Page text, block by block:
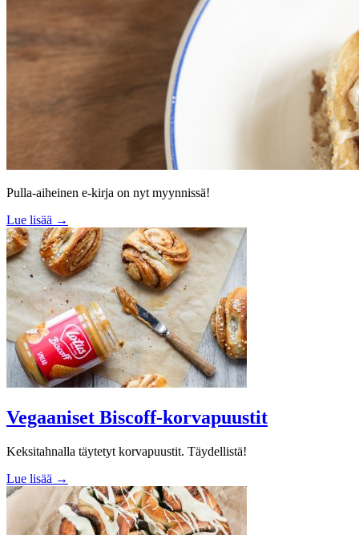
Pulla-aiheinen e-kirja on nyt myynnissä!
Lue lisää →
Vegaaniset Biscoff-korvapuustit
Keksitahnalla täytetyt korvapuustit. Täydellistä!
Lue lisää →